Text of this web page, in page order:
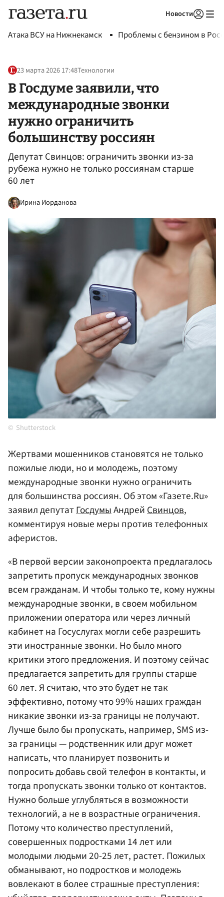
Новости
Атака ВСУ на Нижнекамск Проблемы с бензином в
23 марта 2026 17:48Технологии
В Госдуме заявили, что
международные звонки
нужно ограничить
большинству россиян
Депутат Свинцов: ограничить звонки из-за
рубежа нужно не только россиянам старше
60 лет
Ирина Иорданова
Shutterstock
Жертвами мошенников становятся не только
пожилые люди, но и молодежь, поэтому
международные звонки нужно ограничить
для большинства россиян. Об этом «Газете.Ru»
заявил депутатГосдумыАндрейСвинцов,
комментируя новые меры против телефонных
аферистов.
«В первой версии законопроекта предлагалось
запретить пропуск международных звонков
всем гражданам. И чтобы только те, кому нужны
международные звонки, в своем мобильном
приложении оператора или через личный
кабинет на Госуслугах могли себе разрешить
эти иностранные звонки. Но было много
критики этого предложения. И поэтому сейчас
предлагается запретить для группы старше
60 лет. Я считаю, что это будет не так
эффективно, потому что 99% наших граждан
никакие звонки из-за границы не получают.
Лучше было бы пропускать, например, SMS из-
за границы — родственник или друг может
написать, что планирует позвонить и
попросить добавь свой телефон в контакты, и
тогда пропускать звонки только от контактов.
Нужно больше углубляться в возможности
технологий, а не в возрастные ограничения.
Потому что количество преступлений,
совершенных подростками 14 лет или
молодыми людьми 20-25 лет, растет. Пожилых
обманывают, но подростков и молодежь
вовлекают в более страшные преступления: